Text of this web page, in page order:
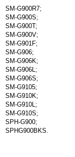
SM-G900R7;
SM-G900S;
SM-G900T;
SM-G900V;
SM-G901F;
SM-G906;
SM-G906K;
SM-G906L;
SM-G906S;
SM-G9105;
SM-G910K;
SM-G910L;
SM-G910S;
SPH-G900;
SPHG900BKS.